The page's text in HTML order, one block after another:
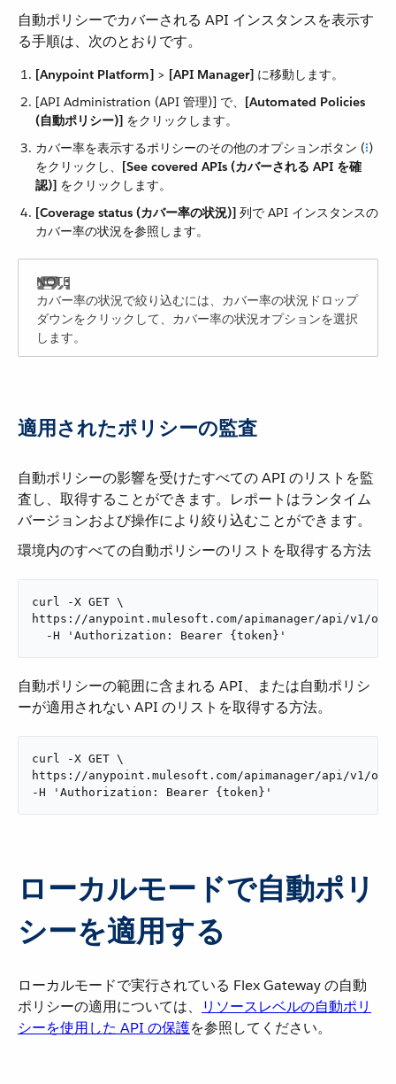
自動ポリシーでカバーされる API インスタンスを表示す
る手順は、次のとおりです。
[Anypoint Platform] ​ > ​ [API Manager] ​ に移動します。
[API Administration (API 管理)] で、​ [Automated Policies
(自動ポリシー)] ​ をクリックします。
カバー率を表示するポリシーのその他のオプションボタン (​ ​)
をクリックし、​ [See covered APIs (カバーされる API を確
認)] ​ をクリックします。
[Coverage status (カバー率の状況)] ​ 列で API インスタンスの
カバー率の状況を参照します。
カバー率の状況で絞り込むには、カバー率の状況ドロップ
ダウンをクリックして、カバー率の状況オプションを選択
します。
適用されたポリシーの監査
自動ポリシーの影響を受けたすべての API のリストを監
査し、取得することができます。レポートはランタイム
バージョンおよび操作により絞り込むことができます。
環境内のすべての自動ポリシーのリストを取得する方法
curl -X GET \
https://anypoint.mulesoft.com/apimanager/api/v1/
  -H 'Authorization: Bearer {token}'
自動ポリシーの範囲に含まれる API、または自動ポリシ
ーが適用されない API のリストを取得する方法。
curl -X GET \
https://anypoint.mulesoft.com/apimanager/api/v1/
-H 'Authorization: Bearer {token}'
ローカルモードで自動ポリ
シーを適用する
ローカルモードで実行されている Flex Gateway の自動
ポリシーの適用については、
リソースレベルの自動ポリ
シーを使用した API の保護を参照してください。